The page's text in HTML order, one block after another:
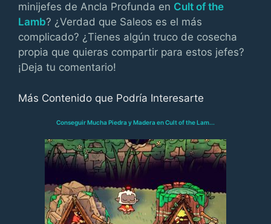
minijefes de Ancla Profunda en Cult of the
Lamb? ¿Verdad que Saleos es el más
complicado? ¿Tienes algún truco de cosecha
propia que quieras compartir para estos jefes?
¡Deja tu comentario!
Más Contenido que Podría Interesarte
Conseguir Mucha Piedra y Madera en Cult of the Lam...